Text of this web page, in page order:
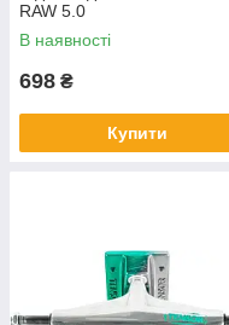
RAW 5.0
В наявності
698 ₴
Купити